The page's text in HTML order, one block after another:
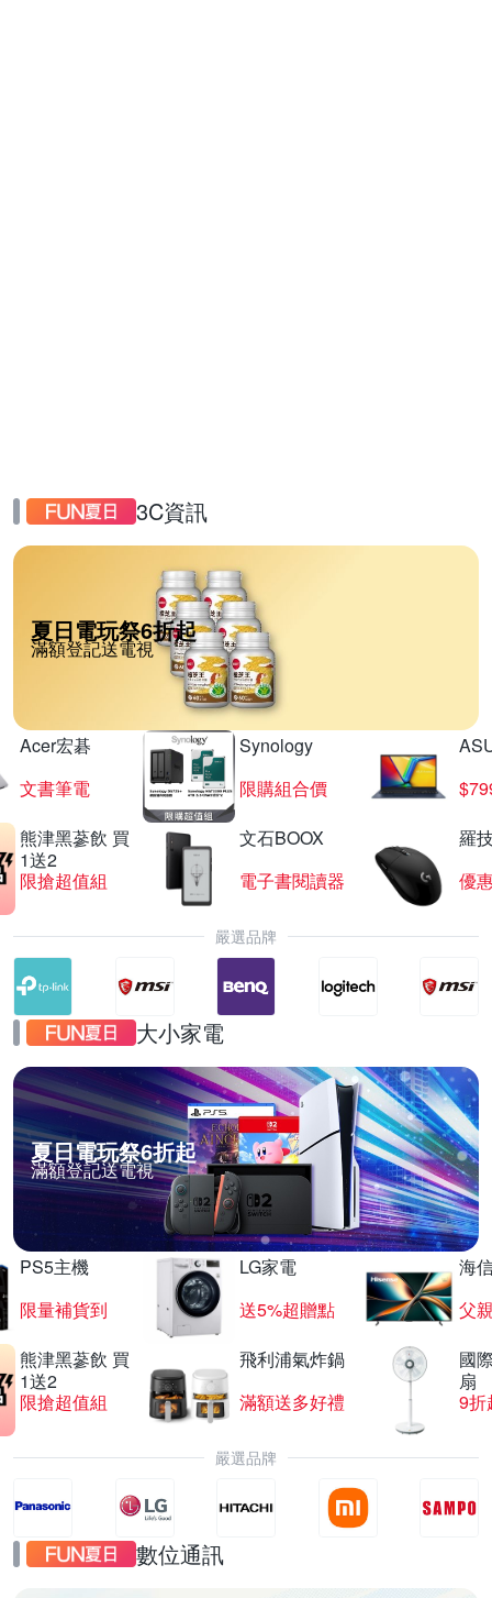
3C資訊
夏日電玩祭6折起
滿額登記送電視
Acer宏碁
文書筆電
Synology
限購組合價
熊津黑蔘飲 買
1送2
限搶超值組
文石BOOX
電子書閱讀器
羅
優
嚴選品牌
大小家電
夏日電玩祭6折起
滿額登記送電視
PS5主機
限量補貨到
LG家電
送5%超贈點
海
父
熊津黑蔘飲 買
1送2
限搶超值組
飛利浦氣炸鍋
滿額送多好禮
國
扇
9折
嚴選品牌
數位通訊